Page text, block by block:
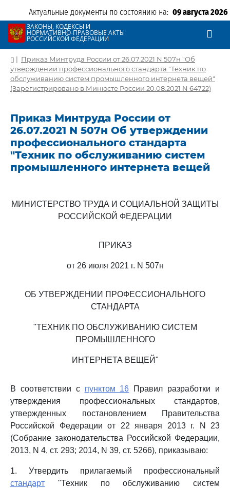
Актуальные документы по состоянию на: 09 августа 2026
ЗАКОНЫ, КОДЕКСЫ И
НОРМАТИВНО-ПРАВОВЫЕ АКТЫ
РОССИЙСКОЙ ФЕДЕРАЦИИ
| Приказ Минтруда России от 26.07.2021 N 507н "Об
утверждении профессионального стандарта "Техник по
обслуживанию систем промышленного интернета вещей"
(Зарегистрировано в Минюсте России 20.08.2021 N 64722)
Приказ Минтруда России от
26.07.2021 N 507н Об утверждении
профессионального стандарта
"Техник по обслуживанию систем
промышленного интернета вещей
МИНИСТЕРСТВО ТРУДА И СОЦИАЛЬНОЙ ЗАЩИТЫ
РОССИЙСКОЙ ФЕДЕРАЦИИ
ПРИКАЗ
от 26 июля 2021 г. N 507н
ОБ УТВЕРЖДЕНИИ ПРОФЕССИОНАЛЬНОГО
СТАНДАРТА
"ТЕХНИК ПО ОБСЛУЖИВАНИЮ СИСТЕМ
ПРОМЫШЛЕННОГО
ИНТЕРНЕТА ВЕЩЕЙ"
В соответствии с пунктом 16 Правил разработки и
утверждения профессиональных стандартов,
утвержденных постановлением Правительства
Российской Федерации от 22 января 2013 г. N 23
(Собрание законодательства Российской Федерации,
2013, N 4, ст. 293; 2014, N 39, ст. 5266), приказываю:
1. Утвердить прилагаемый профессиональный
стандарт "Техник по обслуживанию систем